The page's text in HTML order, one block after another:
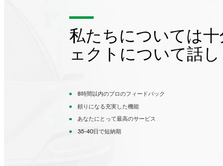
私たちについては
ェクトについて話し
8時間以内のプロのフィードバック
頼りになる充実した機能
あなたにとって最高のサービス
35-40日で短納期